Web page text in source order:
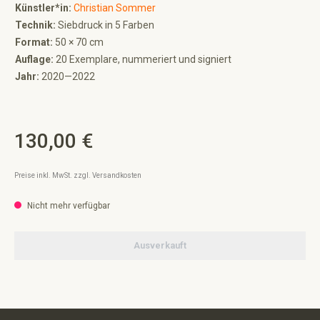
Künstler*in: Christian Sommer
Technik: Siebdruck in 5 Farben
Format: 50 × 70 cm
Auflage: 20 Exemplare, nummeriert und signiert
Jahr: 2020—2022
Regulärer Preis:
130,00 €
Preise inkl. MwSt. zzgl. Versandkosten
Nicht mehr verfügbar
Ausverkauft